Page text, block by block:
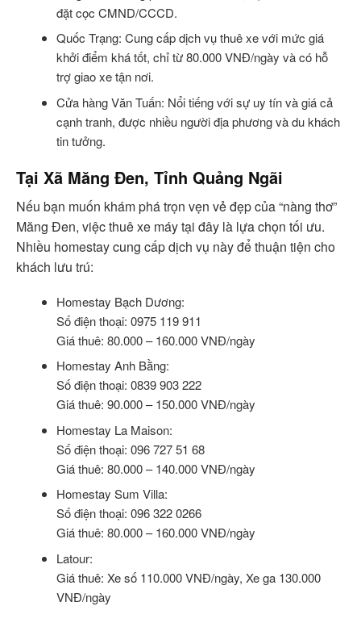
đặt cọc CMND/CCCD.
Quốc Trạng: Cung cấp dịch vụ thuê xe với mức giá
khởi điểm khá tốt, chỉ từ 80.000 VNĐ/ngày và có hỗ
trợ giao xe tận nơi.
Cửa hàng Văn Tuấn: Nổi tiếng với sự uy tín và giá cả
cạnh tranh, được nhiều người địa phương và du khách
tin tưởng.
Tại Xã Măng Đen, Tỉnh Quảng Ngãi
Nếu bạn muốn khám phá trọn vẹn vẻ đẹp của “nàng thơ”
Măng Đen, việc thuê xe máy tại đây là lựa chọn tối ưu.
Nhiều homestay cung cấp dịch vụ này để thuận tiện cho
khách lưu trú:
Homestay Bạch Dương:
Số điện thoại: 0975 119 911
Giá thuê: 80.000 – 160.000 VNĐ/ngày
Homestay Anh Bằng:
Số điện thoại: 0839 903 222
Giá thuê: 90.000 – 150.000 VNĐ/ngày
Homestay La Maison:
Số điện thoại: 096 727 51 68
Giá thuê: 80.000 – 140.000 VNĐ/ngày
Homestay Sum Villa:
Số điện thoại: 096 322 0266
Giá thuê: 80.000 – 160.000 VNĐ/ngày
Latour:
Giá thuê: Xe số 110.000 VNĐ/ngày, Xe ga 130.000
VNĐ/ngày